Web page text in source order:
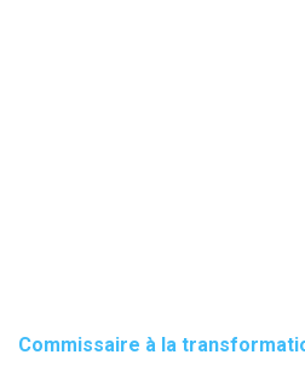
Commissaire à la